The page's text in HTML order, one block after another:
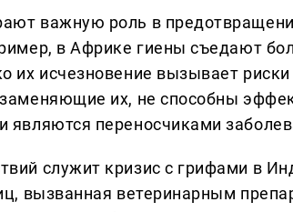
важную роль в
в Африке гиены съедают
их исчезновение вызывает
их, не способны
являются переносчиками
служит кризис с грифами в
вызванная ветеринарным